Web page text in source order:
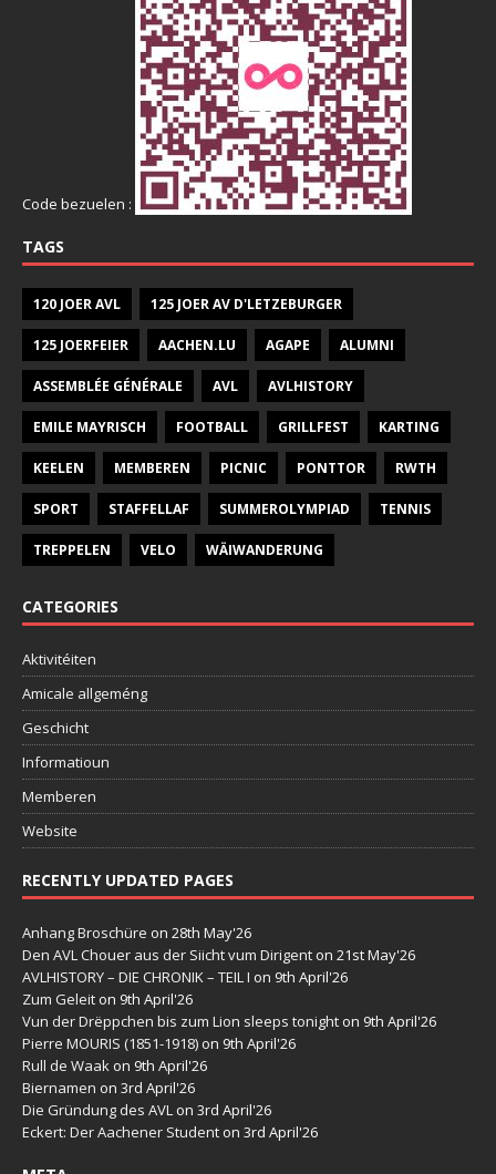
Code bezuelen :
TAGS
120 JOER AVL 125 JOER AV D'LETZEBURGER
125 JOERFEIER AACHEN.LU AGAPE ALUMNI
ASSEMBLÉE GÉNÉRALE AVL AVLHISTORY
EMILE MAYRISCH FOOTBALL GRILLFEST KARTING
KEELEN MEMBEREN PICNIC PONTTOR RWTH
SPORT STAFFELLAF SUMMEROLYMPIAD TENNIS
TREPPELEN VELO WÄIWANDERUNG
CATEGORIES
Aktivitéiten
Amicale allgeméng
Geschicht
Informatioun
Memberen
Website
RECENTLY UPDATED PAGES
Anhang Broschüre on 28th May'26
Den AVL Chouer aus der Siicht vum Dirigent on 21st May'26
AVLHISTORY – DIE CHRONIK – TEIL I on 9th April'26
Zum Geleit on 9th April'26
Vun der Drëppchen bis zum Lion sleeps tonight on 9th April'26
Pierre MOURIS (1851-1918) on 9th April'26
Rull de Waak on 9th April'26
Biernamen on 3rd April'26
Die Gründung des AVL on 3rd April'26
Eckert: Der Aachener Student on 3rd April'26